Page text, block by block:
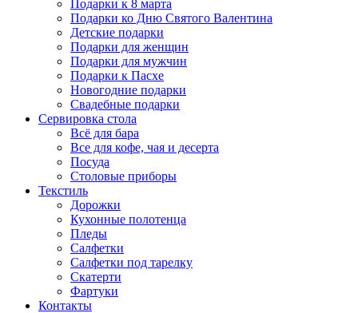
Подарки к 8 марта
Подарки ко Дню Святого Валентина
Детские подарки
Подарки для женщин
Подарки для мужчин
Подарки к Пасхе
Новогодние подарки
Свадебные подарки
Сервировка стола
Всё для бара
Все для кофе, чая и десерта
Посуда
Столовые приборы
Текстиль
Дорожки
Кухонные полотенца
Пледы
Салфетки
Салфетки под тарелку
Скатерти
Фартуки
Контакты